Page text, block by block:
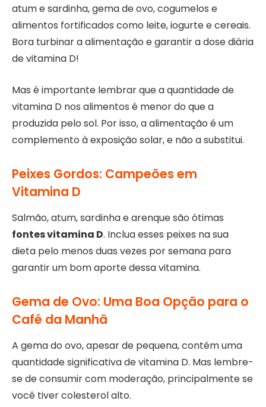
atum e sardinha, gema de ovo, cogumelos e
alimentos fortificados como leite, iogurte e cereais.
Bora turbinar a alimentação e garantir a dose diária
de vitamina D!
Mas é importante lembrar que a quantidade de
vitamina D nos alimentos é menor do que a
produzida pelo sol. Por isso, a alimentação é um
complemento à exposição solar, e não a substitui.
Peixes Gordos: Campeões em
Vitamina D
Salmão, atum, sardinha e arenque são ótimas
fontes vitamina D. Inclua esses peixes na sua
dieta pelo menos duas vezes por semana para
garantir um bom aporte dessa vitamina.
Gema de Ovo: Uma Boa Opção para o
Café da Manhã
A gema do ovo, apesar de pequena, contém uma
quantidade significativa de vitamina D. Mas lembre-
se de consumir com moderação, principalmente se
você tiver colesterol alto.